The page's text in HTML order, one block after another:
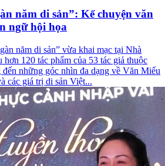
năm di sản”: Kể chuyện văn
ngữ hội họa
năm di sản” vừa khai mạc tại Nhà
120 tác phẩm của 53 tác giả thuộc
đến những góc nhìn đa dạng về Văn Miếu
các giá trị di sản Việt...